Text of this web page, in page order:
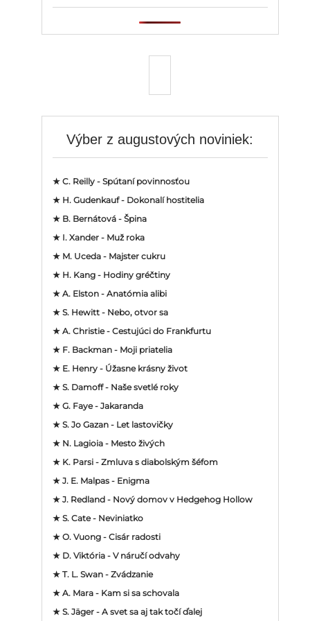
Výber z augustových noviniek:
★ C. Reilly - Spútaní povinnosťou
★ H. Gudenkauf - Dokonalí hostitelia
★ B. Bernátová - Špina
★ I. Xander - Muž roka
★ M. Uceda - Majster cukru
★ H. Kang - Hodiny gréčtiny
★ A. Elston - Anatómia alibi
★ S. Hewitt - Nebo, otvor sa
★ A. Christie - Cestujúci do Frankfurtu
★ F. Backman - Moji priatelia
★ E. Henry - Úžasne krásny život
★ S. Damoff - Naše svetlé roky
★ G. Faye - Jakaranda
★ S. Jo Gazan - Let lastovičky
★ N. Lagioia - Mesto živých
★ K. Parsi - Zmluva s diabolským šéfom
★ J. E. Malpas - Enigma
★ J. Redland - Nový domov v Hedgehog Hollow
★ S. Cate - Neviniatko
★ O. Vuong - Cisár radosti
★ D. Viktória - V náručí odvahy
★ T. L. Swan - Zvádzanie
★ A. Mara - Kam si sa schovala
★ S. Jäger - A svet sa aj tak točí ďalej